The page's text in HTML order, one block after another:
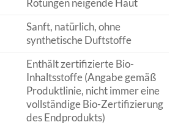
Rötungen neigende Haut
Sanft, natürlich, ohne
synthetische Duftstoffe
Enthält zertifizierte Bio-
Inhaltsstoffe (Angabe gemäß
Produktlinie, nicht immer eine
vollständige Bio-Zertifizierung
des Endprodukts)